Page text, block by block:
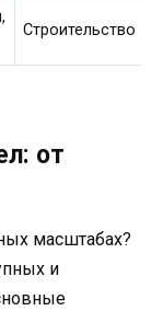
Строительство
от
масштабах?
и